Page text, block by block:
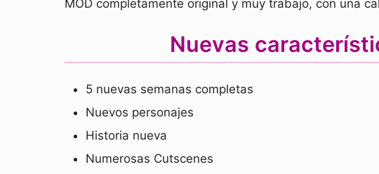
MOD completamente original y muy trabajo, con una
Nuevas
5 nuevas semanas completas
Nuevos personajes
Historia nueva
Numerosas Cutscenes